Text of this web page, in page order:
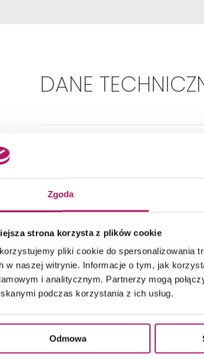
Zgoda
strona korzysta z plików cookie
pliki cookie do spersonalizowania
w naszej witrynie. Informacje o tym, jak
i analitycznym. Partnerzy mogą
podczas korzystania z ich usług.
Odmowa
DANE